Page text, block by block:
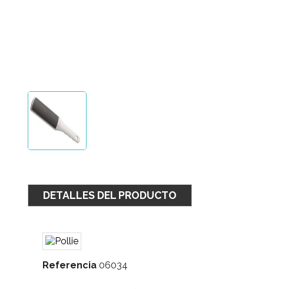
DETALLES DEL PRODUCTO
Referencia 06034